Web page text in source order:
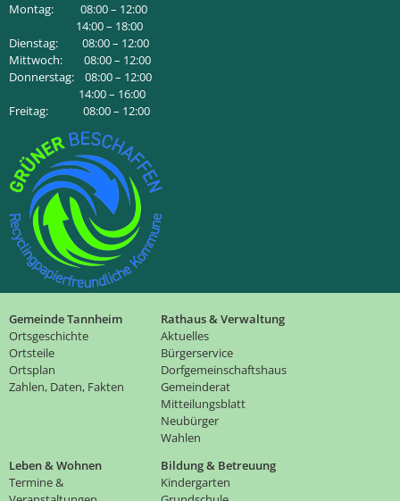
Montag: 08:00 – 12:00
14:00 – 18:00
Dienstag: 08:00 – 12:00
Mittwoch: 08:00 – 12:00
Donnerstag: 08:00 – 12:00
14:00 – 16:00
Freitag: 08:00 – 12:00
Gemeinde Tannheim
Ortsgeschichte
Ortsteile
Ortsplan
Zahlen, Daten, Fakten
Rathaus & Verwaltung
Aktuelles
Bürgerservice
Dorfgemeinschaftshaus
Gemeinderat
Mitteilungsblatt
Neubürger
Wahlen
Leben & Wohnen
Termine &
Bildung & Betreuung
Kindergarten